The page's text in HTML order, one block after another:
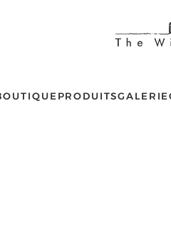
PRODUITSGALERIE